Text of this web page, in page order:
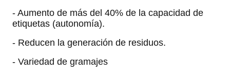
- Aumento de más del 40% de la capacidad de
etiquetas (autonomía).
- Reducen la generación de residuos.
- Variedad de gramajes